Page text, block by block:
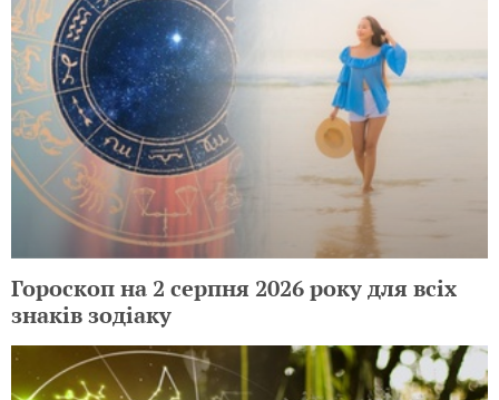
Гороскоп на 2 серпня 2026 року для всіх
знаків зодіаку